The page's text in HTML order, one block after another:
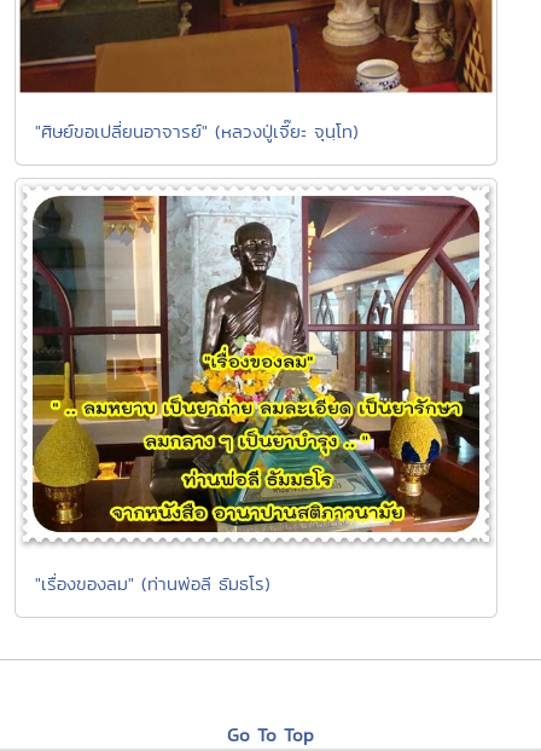
"ศิษย์ขอเปลี่ยนอาจารย์" (หลวงปู่เจี๊ยะ จุนฺโท)
"เรื่องของลม" (ท่านพ่อลี ธัมธโร)
Go To Top